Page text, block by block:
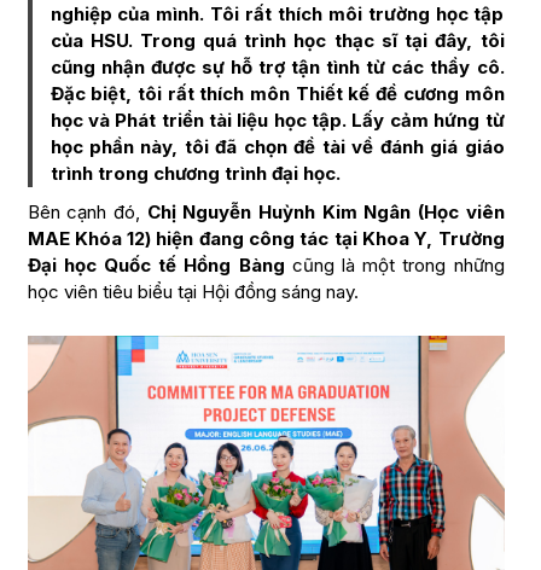
nghiệp của mình. Tôi rất thích môi trường học tập
của HSU. Trong quá trình học thạc sĩ tại đây, tôi
cũng nhận được sự hỗ trợ tận tình từ các thầy cô.
Đặc biệt, tôi rất thích môn Thiết kế đề cương môn
học và Phát triển tài liệu học tập. Lấy cảm hứng từ
học phần này, tôi đã chọn đề tài về đánh giá giáo
trình trong chương trình đại học.
Bên cạnh đó, Chị Nguyễn Huỳnh Kim Ngân (Học viên
MAE Khóa 12) hiện đang công tác tại Khoa Y, Trường
Đại học Quốc tế Hồng Bàng cũng là một trong những
học viên tiêu biểu tại Hội đồng sáng nay.